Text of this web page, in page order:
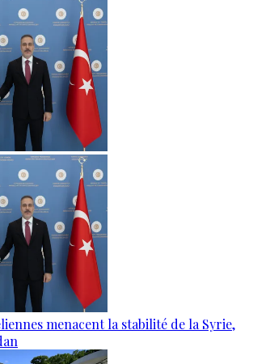
menacent la stabilité de la Syrie,